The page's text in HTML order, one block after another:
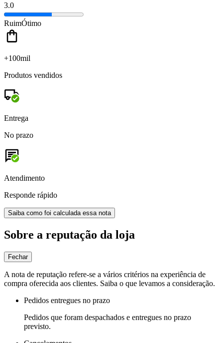
3.0
RuimÓtimo
+100mil
Produtos vendidos
Entrega
No prazo
Atendimento
Responde rápido
Saiba como foi calculada essa nota
Sobre a reputação da loja
Fechar
A nota de reputação refere-se a vários critérios na experiência de
compra oferecida aos clientes. Saiba o que levamos a consideração.
Pedidos entregues no prazo
Pedidos que foram despachados e entregues no prazo
previsto.